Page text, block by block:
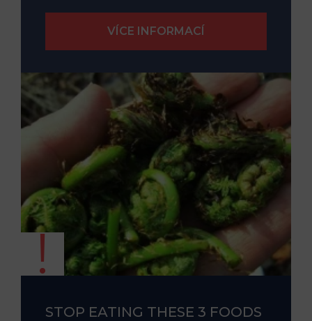
STOP EATING THESE 3 FOODS